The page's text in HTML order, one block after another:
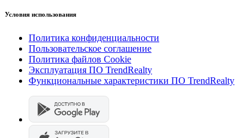
Условия использования
Политика конфиденциальности
Пользовательское соглашение
Политика файлов Cookie
Эксплуатация ПО TrendRealty
Функциональные характеристики ПО TrendRealty